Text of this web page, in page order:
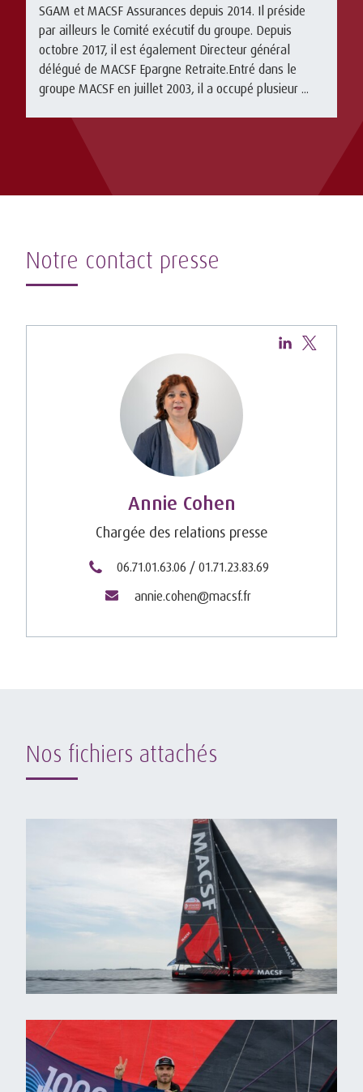
SGAM et MACSF Assurances depuis 2014. Il préside
par ailleurs le Comité exécutif du groupe. Depuis
octobre 2017, il est également Directeur général
délégué de MACSF Epargne Retraite.Entré dans le
groupe MACSF en juillet 2003, il a occupé plusieur ...
Notre contact presse
Annie Cohen
Chargée des relations presse
06.71.01.63.06 / 01.71.23.83.69
annie.cohen@macsf.fr
Nos fichiers attachés